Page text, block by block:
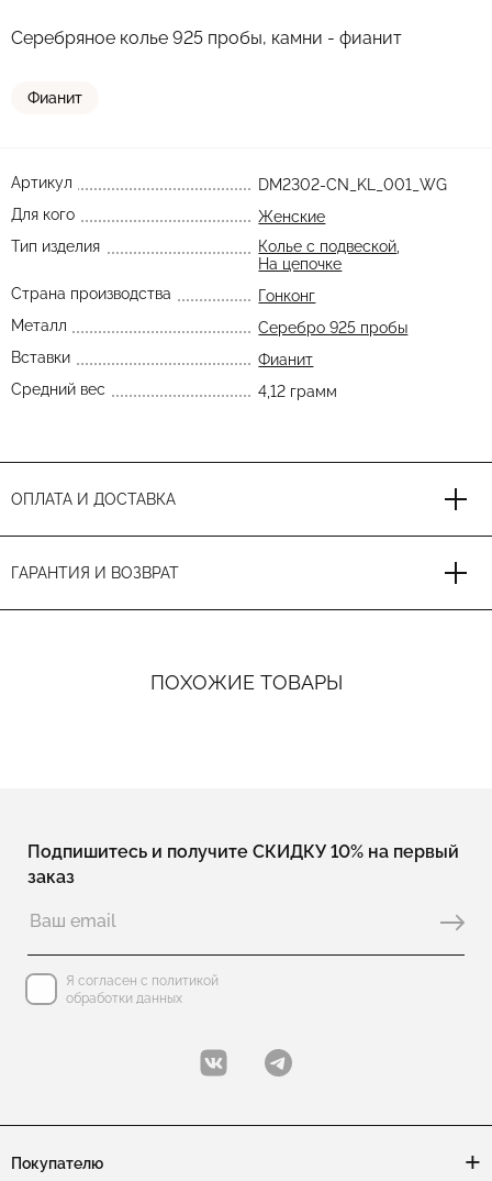
Серебряное колье 925 пробы, камни - фианит
Фианит
Артикул
DM2302-CN_KL_001_WG
Для кого
Женские
Тип изделия
Колье с подвеской
На цепочке
Страна производства
Гонконг
Металл
Серебро 925 пробы
Вставки
Фианит
Средний вес
4,12 грамм
ОПЛАТА И ДОСТАВКА
ГАРАНТИЯ И ВОЗВРАТ
ПОХОЖИЕ ТОВАРЫ
Подпишитесь и получите СКИДКУ 10% на первый
заказ
Я согласен с политикой
обработки данных
Покупателю